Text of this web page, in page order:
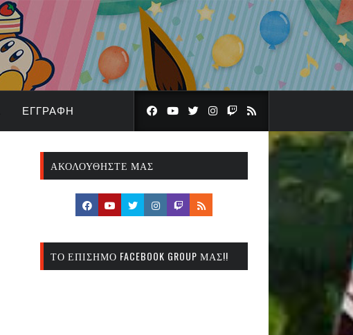
ΕΓΓΡΑΦΉ
ΑΚΟΛΟΥΘΉΣΤΕ ΜΑΣ
ΤΟ ΕΠΊΣΗΜΟ FACEBOOK GROUP ΜΑΣ!!